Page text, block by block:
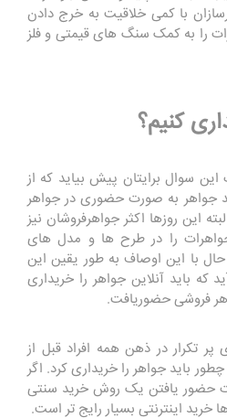
با کمی خلاقیت به خرج دادن
را به کمک سنگ های قیمتی و فلز
کنیم؟
سوال برایتان پیش بیاید که از
جواهر به صورت حضوری در جواهر
این روزها اکثر جواهرفروشان نیز
را در طرح ها و مدل های
با این اوصاف به طور یقین این
که باید آنلاین جواهر را خریداری
فروشی حضوریافت.
تکرار در ذهن همه افراد قبل از
باید جواهر را خریداری کرد. اگر
حضور یافتن یک روش خرید سنتی
خرید اینترنتی بسیار رایج تر است.